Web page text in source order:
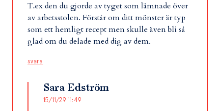
T.ex den du gjorde av tyget som lämnade över
av arbetsstolen. Förstår om ditt mönster är typ
som ett hemligt recept men skulle även bli så
glad om du delade med dig av dem.
svara
Sara Edström
15/11/29 11:49